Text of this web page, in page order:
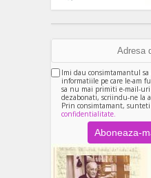
Imi dau consimtamantul
informatiile pe care le-am
sa nu mai primiti e-mail-
dezabonati, scriindu-ne la
Prin consimtamant, sunteti
confidentialitate.